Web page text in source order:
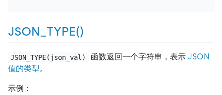
JSON_TYPE()
JSON_TYPE(json_val) 函数返回一个字符串，表示 JSON
值的类型。
示例：